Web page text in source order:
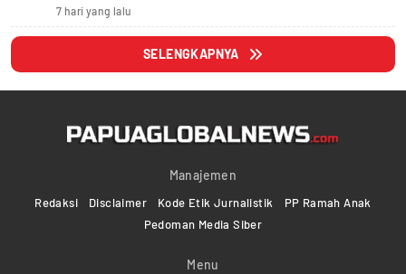
7 hari yang lalu
SELENGKAPNYA
Manajemen
Redaksi Disclaimer Kode Etik Jurnalistik
PP Ramah Anak
Pedoman Media Siber
Menu